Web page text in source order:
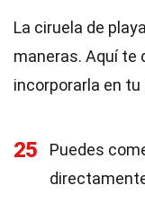
La ciruela de
maneras. Aquí te
incorporarla en tu
25
Puedes